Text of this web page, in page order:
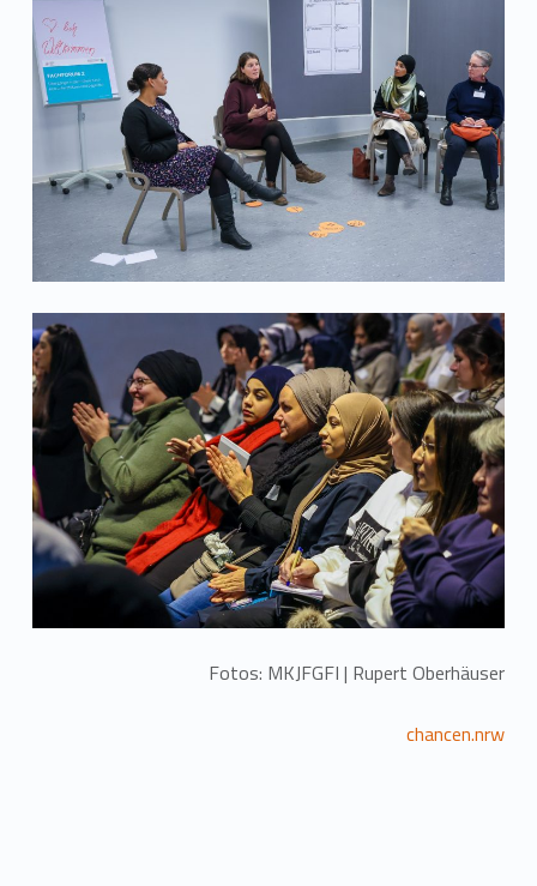
Fotos: MKJFGFI | Rupert Oberhäuser
chancen.nrw